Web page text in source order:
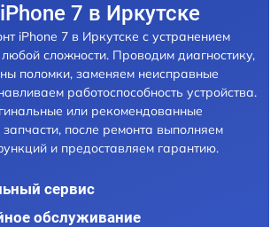
7 в Иркутске
iPhone 7 в Иркутске с устранением
сложности. Проводим диагностику,
поломки, заменяем неисправные
работоспособность устройства.
или рекомендованные
после ремонта выполняем
и предоставляем гарантию.
сервис
обслуживание